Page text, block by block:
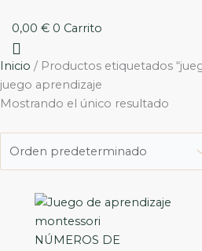
0,00 € 0 Carrito
Inicio / Productos etiquetados
juego aprendizaje
Mostrando el único resultado
NÚMEROS DE